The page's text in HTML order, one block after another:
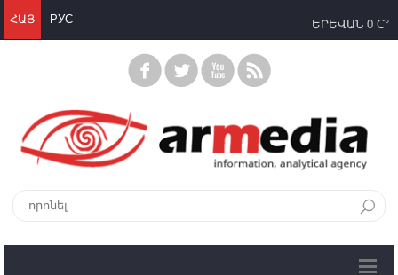
ՀԱՅ РУС ԵՐԵՎԱՆ 0 C°